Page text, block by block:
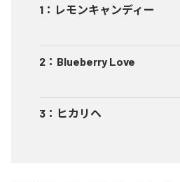
1 ： レモンキャンディー
2 ： Blueberry Love
3 ： ヒカリヘ